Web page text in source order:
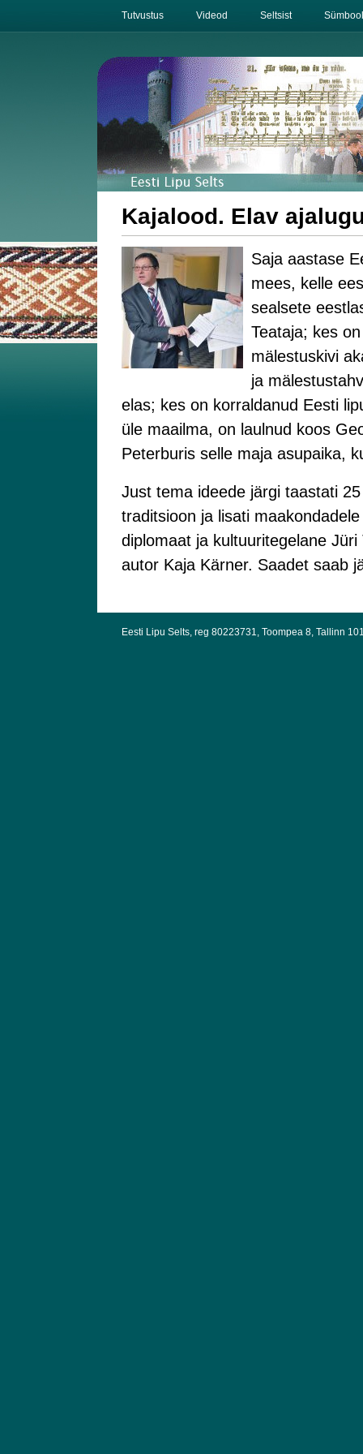
Tutvustus Videod Seltsist
Kajalood. Elav
Saja aastase
mees, kelle
sealsete
Teataja; kes
mälestuskivi
ja
elas; kes on korraldanud Eesti
üle maailma, on laulnud koos
Peterburis selle maja asupaika,
Just tema ideede järgi taastati
traditsioon ja lisati
diplomaat ja kultuuritegelane Jüri
autor Kaja Kärner. Saadet saab
Eesti Lipu Selts, reg 80223731, Toompea 8, Tallinn